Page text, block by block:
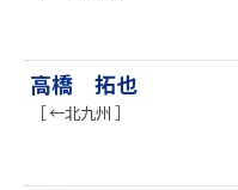
高橋 拓也
［ ←北九州 ］